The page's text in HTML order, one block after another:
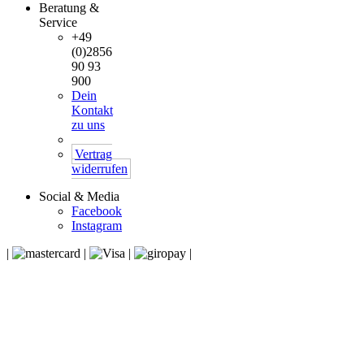
Beratung &
Service
+49
(0)2856
90 93
900
Dein
Kontakt
zu uns
Vertrag
widerrufen
Social & Media
Facebook
Instagram
|
| | |